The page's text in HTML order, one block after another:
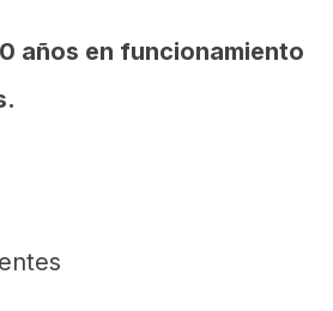
años en funcionamiento